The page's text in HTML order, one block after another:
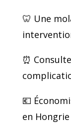
🦷 Une
⏰
💶
en Hongrie